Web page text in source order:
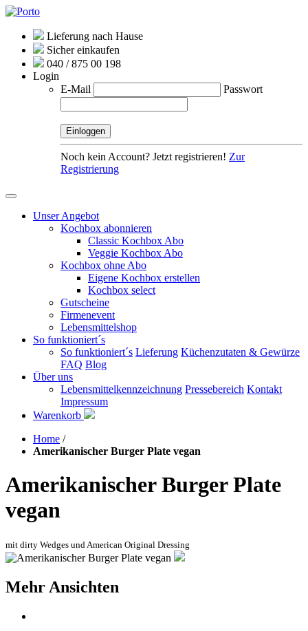
Lieferung nach Hause
Sicher einkaufen
040 / 875 00 198
Login
E-Mail
Passwort
Noch kein Account? Jetzt registrieren! Zur
Registrierung
Unser Angebot
Kochbox abonnieren
Classic Kochbox Abo
Veggie Kochbox Abo
Kochbox ohne Abo
Eigene Kochbox erstellen
Kochbox select
Gutscheine
Firmenevent
Lebensmittelshop
So funktioniert´s
So funktioniert´s Lieferung Küchenzutaten & Gewürze
FAQ Blog
Über uns
Lebensmittelkennzeichnung Pressebereich Kontakt
Impressum
Warenkorb
Home /
Amerikanischer Burger Plate vegan
Amerikanischer Burger Plate
vegan
mit dirty Wedges und American Original Dressing
Mehr Ansichten